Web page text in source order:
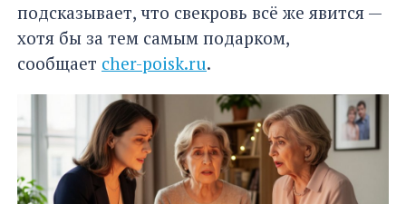
подсказывает, что свекровь всё же явится —
хотя бы за тем самым подарком,
сообщает cher-poisk.ru.